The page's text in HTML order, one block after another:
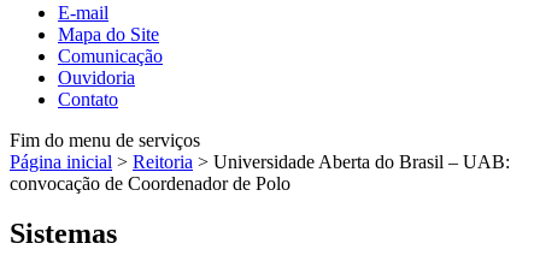
E-mail
Mapa do Site
Comunicação
Ouvidoria
Contato
Fim do menu de serviços
Página inicial > Reitoria > Universidade Aberta do Brasil – UAB:
convocação de Coordenador de Polo
Sistemas